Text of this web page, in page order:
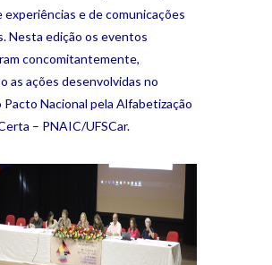
experiências e de comunicações
Nesta edição os eventos
concomitantemente,
as ações desenvolvidas no
Pacto Nacional pela Alfabetização
– PNAIC/UFSCar.